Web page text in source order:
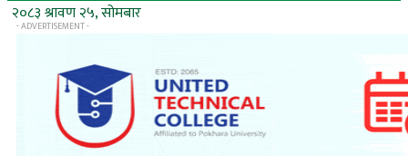
२०८३ श्रावण २५, सोमबार
- ADVERTISEMENT -